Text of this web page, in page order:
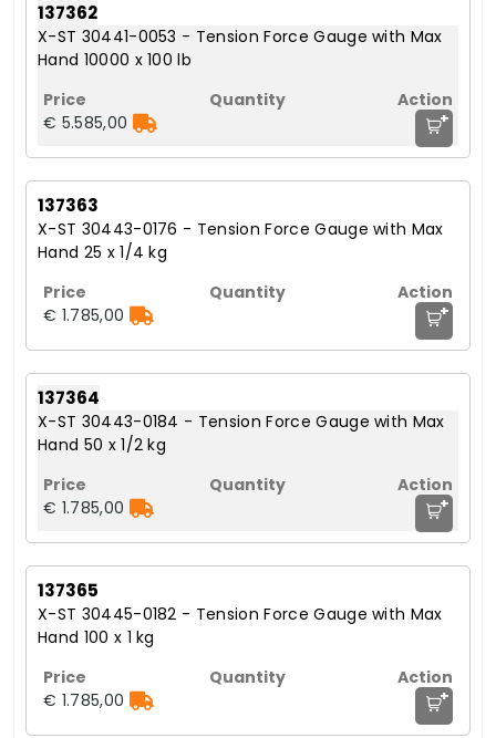
137362
X-ST 30441-0053 - Tension Force Gauge with Max
Hand 10000 x 100 lb
€ 5.585,00 +
137363
X-ST 30443-0176 - Tension Force Gauge with Max
Hand 25 x 1/4 kg
€ 1.785,00 +
137364
X-ST 30443-0184 - Tension Force Gauge with Max
Hand 50 x 1/2 kg
€ 1.785,00 +
137365
X-ST 30445-0182 - Tension Force Gauge with Max
Hand 100 x 1 kg
€ 1.785,00 +